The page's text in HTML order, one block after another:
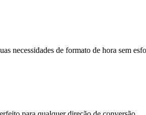
necessidades de formato de hora sem